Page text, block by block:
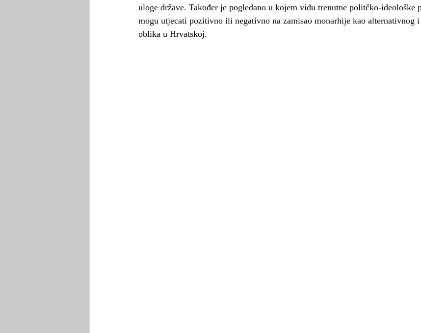
uloge države. Također je pogledano u kojem vidu trenutne politčko-ideološke
mogu utjecati pozitivno ili negativno na zamisao monarhije kao alternativnog
oblika u Hrvatskoj.